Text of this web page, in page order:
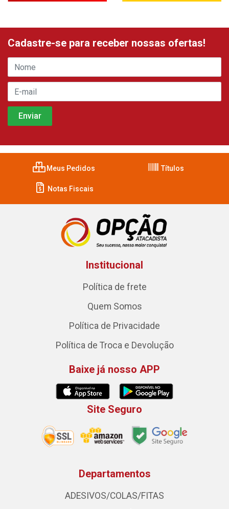
Cadastre-se para receber nossas ofertas!
Meus Pedidos Títulos
Notas Fiscais
Institucional
Política de frete
Quem Somos
Política de Privacidade
Política de Troca e Devolução
Baixe já nosso APP
Site Seguro
Departamentos
ADESIVOS/COLAS/FITAS